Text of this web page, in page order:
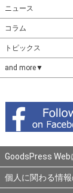
ニュース
コラム
トピックス
and more▼
GoodsPress Web
個人に関わる情